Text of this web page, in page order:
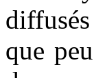
que